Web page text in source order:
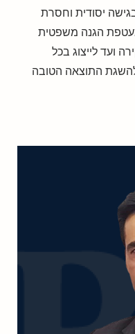
יסודית וחסרת
מעטפת הגנה משפטית
ועד לייצוג בכל
התוצאה הטובה